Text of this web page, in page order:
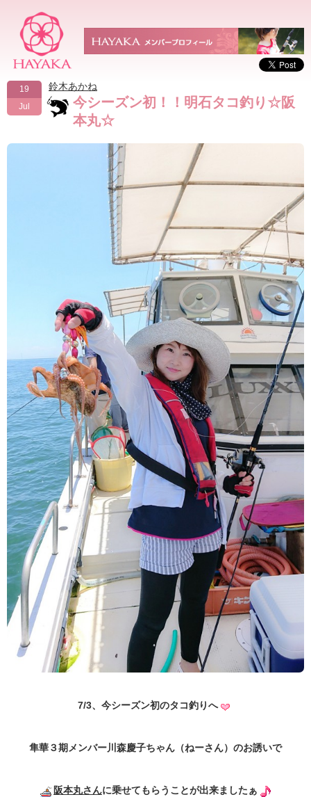
19
Jul
鈴木あかね
今シーズン初！！明石タコ釣り☆阪
本丸☆
7/3、今シーズン初のタコ釣りへ
隼華３期メンバー川森慶子ちゃん（ねーさん）のお誘いで
阪本丸さんに乗せてもらうことが出来ましたぁ